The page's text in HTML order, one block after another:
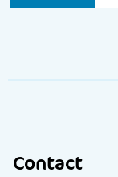
Contact